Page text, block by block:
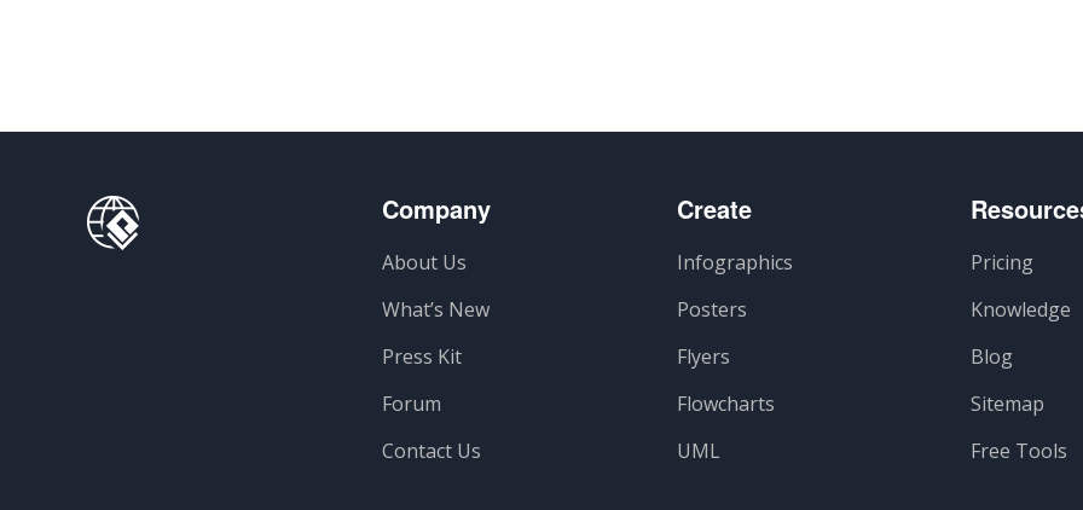
Company
About Us
What’s New
Press Kit
Forum
Contact Us
Create
Infographics
Posters
Flyers
Flowcharts
UML
Pricing
Knowledge
Blog
Sitemap
Free Tools